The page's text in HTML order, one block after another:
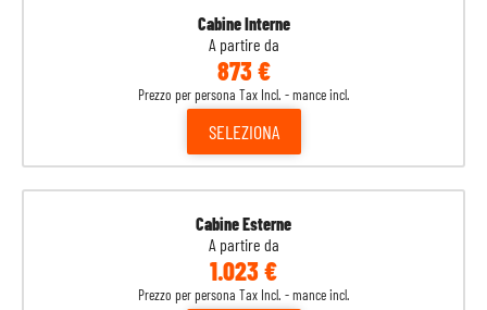
Cabine Interne
A partire da
873 €
Prezzo per persona Tax Incl. - mance incl.
SELEZIONA
Cabine Esterne
A partire da
1.023 €
Prezzo per persona Tax Incl. - mance incl.
Valencia
Barcellona